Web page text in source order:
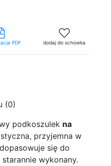
PDF dodaj do schowka
(0)
podkoszulek na
przyjemna w
się do
wykonany.